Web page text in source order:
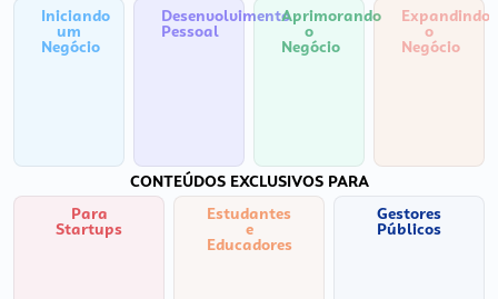
Iniciando
um
Negócio
Desenvolvimento
Pessoal
Aprimorando
o
Negócio
Expandindo
o
Negócio
CONTEÚDOS EXCLUSIVOS PARA
Para
Startups
Estudantes
e
Educadores
Gestores
Públicos